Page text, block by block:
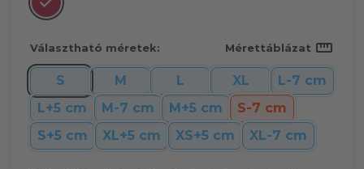
Választható méretek: Mérettáblázat straighten
S M L XL
L-7 cm
L+5 cm
M-7 cm M+5 cm
S-7 cm
S+5 cm
XL+5 cm XS+5 cm XL-7 cm